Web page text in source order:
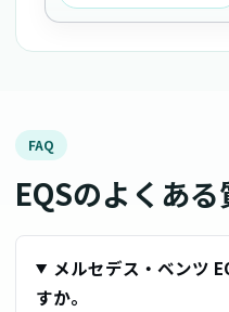
FAQ
EQSのよくある
メルセデス・ベンツ
すか。